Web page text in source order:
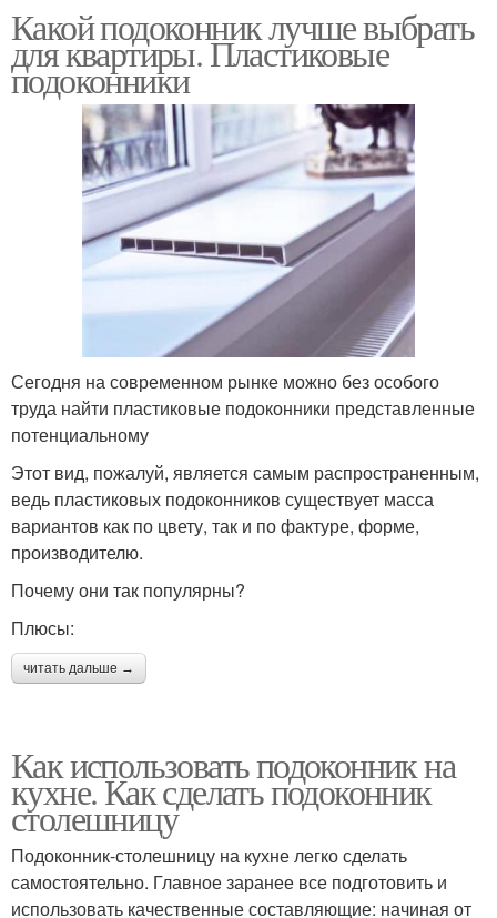
Какой подоконник лучше выбрать
для квартиры. Пластиковые
подоконники
Сегодня на современном рынке можно без особого
труда найти пластиковые подоконники представленные
потенциальному
Этот вид, пожалуй, является самым распространенным,
ведь пластиковых подоконников существует масса
вариантов как по цвету, так и по фактуре, форме,
производителю.
Почему они так популярны?
Плюсы:
читать дальше →
Как использовать подоконник на
кухне. Как сделать подоконник
столешницу
Подоконник-столешницу на кухне легко сделать
самостоятельно. Главное заранее все подготовить и
использовать качественные составляющие: начиная от